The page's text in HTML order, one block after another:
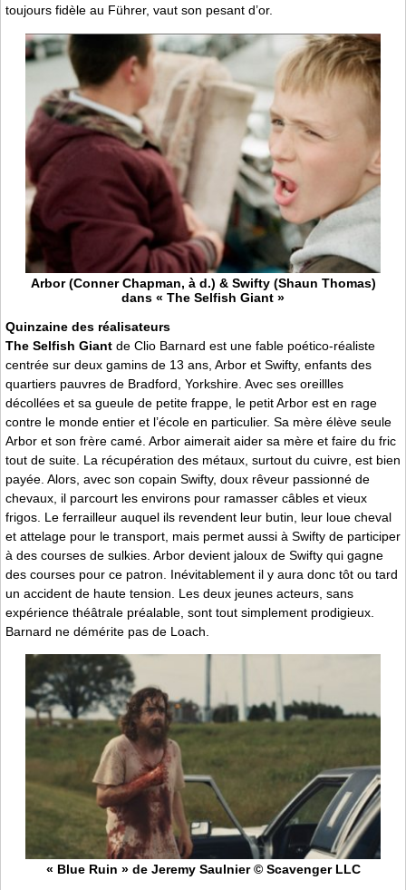
toujours fidèle au Führer, vaut son pesant d’or.
Arbor (Conner Chapman, à d.) & Swifty (Shaun Thomas)
dans « The Selfish Giant »
Quinzaine des réalisateurs
The Selfish Giant de Clio Barnard est une fable poético-réaliste
centrée sur deux gamins de 13 ans, Arbor et Swifty, enfants des
quartiers pauvres de Bradford, Yorkshire. Avec ses oreillles
décollées et sa gueule de petite frappe, le petit Arbor est en rage
contre le monde entier et l’école en particulier. Sa mère élève seule
Arbor et son frère camé. Arbor aimerait aider sa mère et faire du fric
tout de suite. La récupération des métaux, surtout du cuivre, est bien
payée. Alors, avec son copain Swifty, doux rêveur passionné de
chevaux, il parcourt les environs pour ramasser câbles et vieux
frigos. Le ferrailleur auquel ils revendent leur butin, leur loue cheval
et attelage pour le transport, mais permet aussi à Swifty de participer
à des courses de sulkies. Arbor devient jaloux de Swifty qui gagne
des courses pour ce patron. Inévitablement il y aura donc tôt ou tard
un accident de haute tension. Les deux jeunes acteurs, sans
expérience théâtrale préalable, sont tout simplement prodigieux.
Barnard ne démérite pas de Loach.
« Blue Ruin » de Jeremy Saulnier © Scavenger LLC